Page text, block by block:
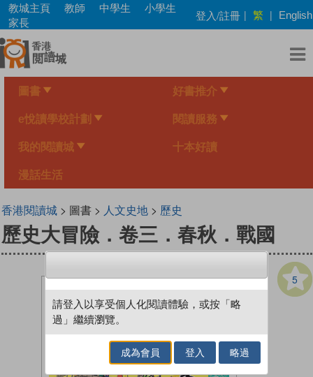
Skip
main
content
教城主頁 教師 中學生
小學生
家長
登入/註冊 | 繁 | English
圖書 好書推介
e悅讀學校計劃 閱讀服務
我的閱讀城 十本好讀
漫話生活
香港閱讀城> 圖書 > 人文史地> 歷史
歷史大冒險．卷三．春秋．戰國
5
請登入以享受個人化閱讀體驗，或按「略
過」繼續瀏覽。
成為會員 登入 略過